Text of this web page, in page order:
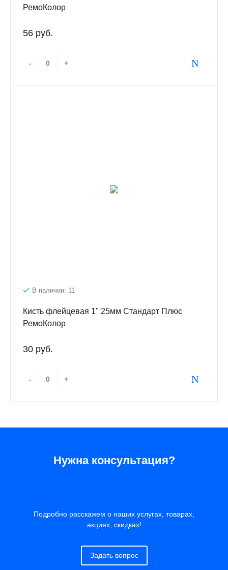
РемоКолор
56 руб.
- +
В наличии: 11
Кисть флейцевая 1" 25мм Стандарт Плюс
РемоКолор
30 руб.
- +
Нужна консультация?
Подробно расскажем о наших услугах, товарах,
акциях, скидках!
Задать вопрос